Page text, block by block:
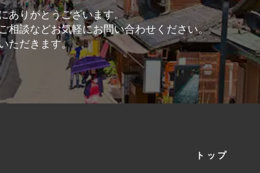
ありがとうございます。
相談などお気軽にお問い合わせください。
ただきます。
トップ